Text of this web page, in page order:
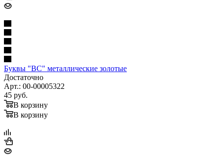
Буквы "ВС" металлические золотые
Достаточно
Арт.: 00-00005322
45 руб.
В корзину
В корзину